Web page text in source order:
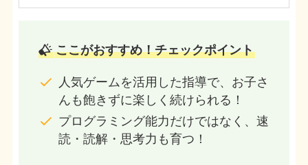
ここがおすすめ！チェックポイント
人気ゲームを活用した指導で、お子さ
んも飽きずに楽しく続けられる！
プログラミング能力だけではなく、速
読・読解・思考力も育つ！